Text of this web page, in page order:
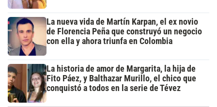
La nueva vida de Martín Karpan, el ex novio
de Florencia Peña que construyó un negocio
con ella y ahora triunfa en Colombia
La historia de amor de Margarita, la hija de
Fito Páez, y Balthazar Murillo, el chico que
conquistó a todos en la serie de Tévez